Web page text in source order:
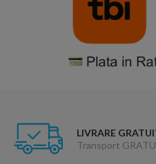
LIVRARE
Transport